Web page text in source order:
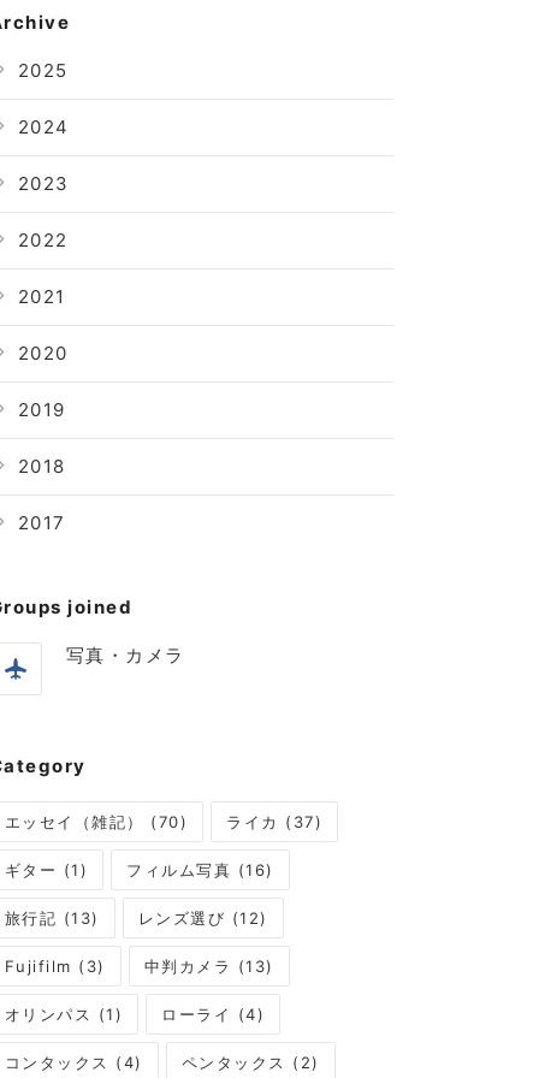
2025
2024
2023
2022
2021
2020
2019
2018
2017
joined
写真・カメラ
エッセイ（雑記） (70) ライカ (37)
ギター (1) フィルム写真 (16)
旅行記 (13) レンズ選び (12)
Fujifilm (3) 中判カメラ (13)
オリンパス (1) ローライ (4)
コンタックス (4) ペンタックス (2)